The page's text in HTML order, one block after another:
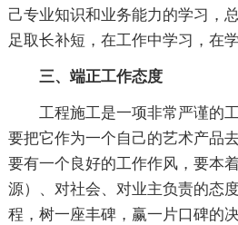
己专业知识和业务能力的学习，
足取长补短，在工作中学习，在
三、端正工作态度
工程施工是一项非常严谨的
要把它作为一个自己的艺术产品
要有一个良好的工作作风，要本
源）、对社会、对业主负责的态
程，树一座丰碑，赢一片口碑的